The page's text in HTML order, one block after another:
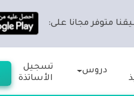
متوفر مجانا على:
دروس
تسجيل
الأساتذة